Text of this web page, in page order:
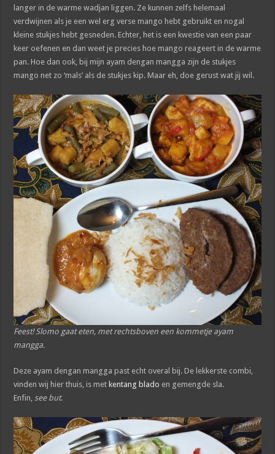
langer in de warme wadjan liggen. Ze kunnen zelfs helemaal
verdwijnen als je een wel erg verse mango hebt gebruikt en nogal
kleine stukjes hebt gesneden. Echter, het is een kwestie van een paar
keer oefenen en dan weet je precies hoe mango reageert in de warme
pan. Hoe dan ook, bij mijn ayam dengan mangga zijn de stukjes
mango net zo ‘mals’ als de stukjes kip. Maar eh, doe gerust wat jij wil.
Feest! Slomo gaat eten, met rechtsboven een kommetje ayam
mangga.
Deze ayam dengan mangga past echt overal bij. De lekkerste combi,
vinden wij hier thuis, is met kentang blado en gemengde sla.
Enfin, see but.